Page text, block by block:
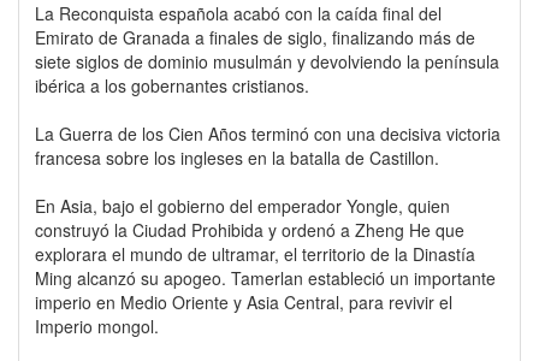
La Reconquista española acabó con la caída final del
Emirato de Granada a finales de siglo, finalizando más de
siete siglos de dominio musulmán y devolviendo la península
ibérica a los gobernantes cristianos.
La Guerra de los Cien Años terminó con una decisiva victoria
francesa sobre los ingleses en la batalla de Castillon.
En Asia, bajo el gobierno del emperador Yongle, quien
construyó la Ciudad Prohibida y ordenó a Zheng He que
explorara el mundo de ultramar, el territorio de la Dinastía
Ming alcanzó su apogeo. Tamerlan estableció un importante
imperio en Medio Oriente y Asia Central, para revivir el
Imperio mongol.